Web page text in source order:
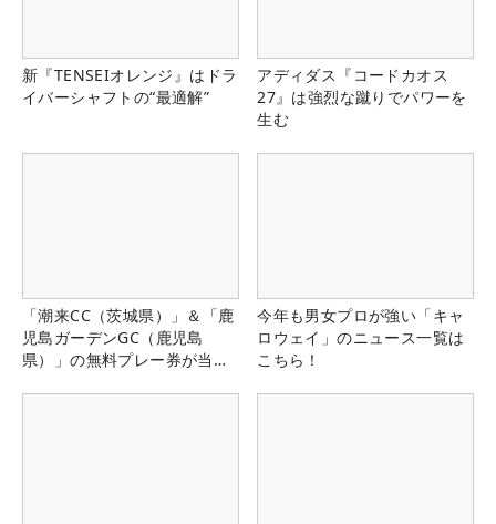
新『TENSEIオレンジ』はドラ
イバーシャフトの“最適解”
アディダス『コードカオス
27』は強烈な蹴りでパワーを
生む
「潮来CC（茨城県）」＆「鹿
児島ガーデンGC（鹿児島
県）」の無料プレー券が当た
今年も男女プロが強い「キャ
ロウェイ」のニュース一覧は
こちら！